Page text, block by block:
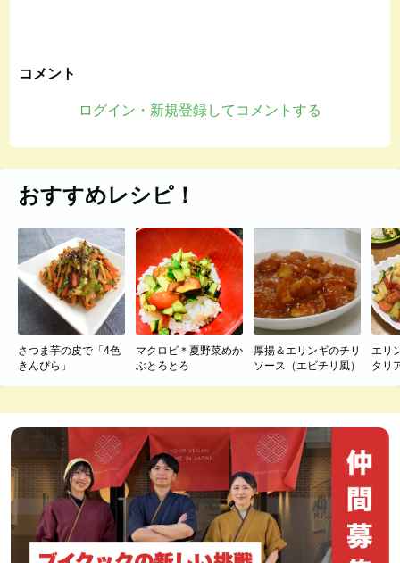
コメント
ログイン・新規登録してコメントする
おすすめレシピ！
さつま芋の皮で「4色
きんぴら」
マクロビ＊夏野菜めか
ぶとろとろ
厚揚＆エリンギのチリ
ソース（エビチリ風）
エリ
タリ